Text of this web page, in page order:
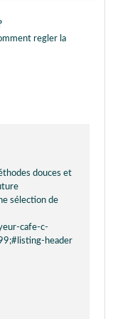
regler la
douces et
sélection de
cafe-c-
header